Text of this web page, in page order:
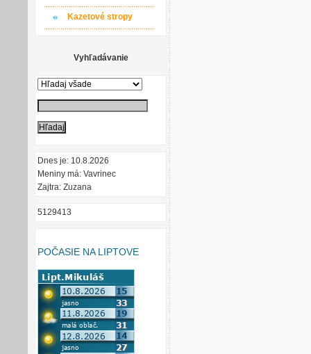
Kazetové stropy
Vyhľadávanie
Dnes je: 10.8.2026
Meniny má: Vavrinec
Zajtra: Zuzana
5129413
POČASIE NA LIPTOVE